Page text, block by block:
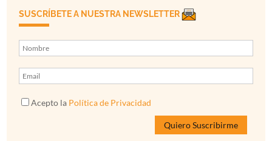
SUSCRÍBETE A NUESTRA NEWSLETTER
Acepto la Política de Privacidad